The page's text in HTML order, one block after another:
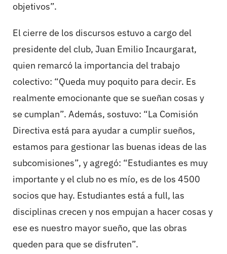
objetivos”.
El cierre de los discursos estuvo a cargo del
presidente del club, Juan Emilio Incaurgarat,
quien remarcó la importancia del trabajo
colectivo: “Queda muy poquito para decir. Es
realmente emocionante que se sueñan cosas y
se cumplan”. Además, sostuvo: “La Comisión
Directiva está para ayudar a cumplir sueños,
estamos para gestionar las buenas ideas de las
subcomisiones”, y agregó: “Estudiantes es muy
importante y el club no es mío, es de los 4500
socios que hay. Estudiantes está a full, las
disciplinas crecen y nos empujan a hacer cosas y
ese es nuestro mayor sueño, que las obras
queden para que se disfruten”.